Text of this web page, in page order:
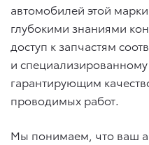
автомобилей этой
глубокими знаниями
доступ к запчастям
и
гарантирующим
проводимых работ.
Мы понимаем, что ваш